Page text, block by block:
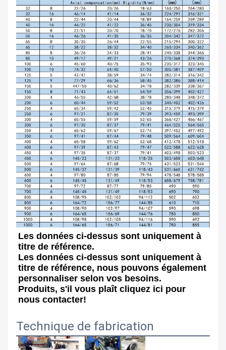
Les données ci-dessus sont uniquement à
titre de référence.
Les données ci-dessus sont uniquement à
titre de référence, nous pouvons également
personnaliser selon vos besoins.
Produits, s'il vous plaît cliquez ici pour
nous contacter!
Technique de fabrication